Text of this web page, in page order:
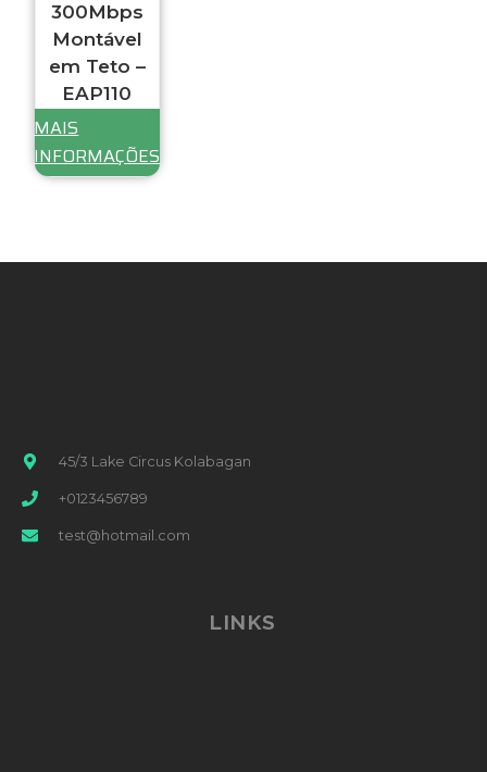
300Mbps
Montável
em Teto –
EAP110
MAIS
INFORMAÇÕES
45/3 Lake Circus Kolabagan
+0123456789
test@hotmail.com
LINKS